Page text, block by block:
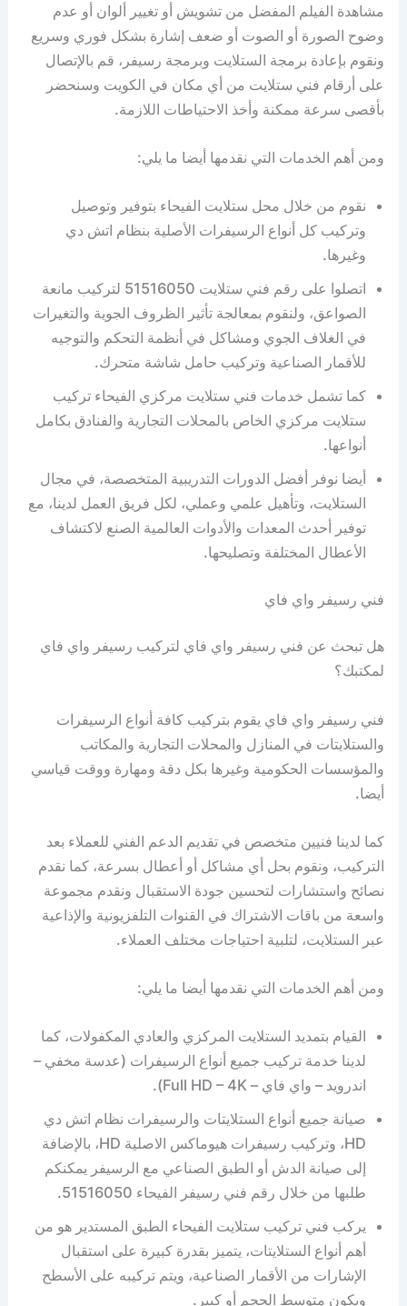
مشاهدة الفيلم المفضل من تشويش أو تغيير ألوان أو عدم
وضوح الصورة أو الصوت أو ضعف إشارة بشكل فوري وسريع
ونقوم بإعادة برمجة الستلايت وبرمجة رسيفر، قم بالإتصال
على أرقام فني ستلايت من أي مكان في الكويت وسنحضر
بأقصى سرعة ممكنة وأخذ الاحتياطات اللازمة.
ومن أهم الخدمات التي نقدمها أيضا ما يلي:
نقوم من خلال محل ستلايت الفيحاء بتوفير وتوصيل
وتركيب كل أنواع الرسيفرات الأصلية بنظام اتش دي
وغيرها.
اتصلوا على رقم فني ستلايت 51516050 لتركيب مانعة
الصواعق، ولنقوم بمعالجة تأثير الظروف الجوية والتغيرات
في الغلاف الجوي ومشاكل في أنظمة التحكم والتوجيه
للأقمار الصناعية وتركيب حامل شاشة متحرك.
كما تشمل خدمات فني ستلايت مركزي الفيحاء تركيب
ستلايت مركزي الخاص بالمحلات التجارية والفنادق بكامل
أنواعها.
أيضا نوفر أفضل الدورات التدريبية المتخصصة، في مجال
الستلايت، وتأهيل علمي وعملي، لكل فريق العمل لدينا، مع
توفير أحدث المعدات والأدوات العالمية الصنع لاكتشاف
الأعطال المختلفة وتصليحها.
فني رسيفر واي فاي
هل تبحث عن فني رسيفر واي فاي لتركيب رسيفر واي فاي
لمكتبك؟
فني رسيفر واي فاي يقوم بتركيب كافة أنواع الرسيفرات
والستلايتات في المنازل والمحلات التجارية والمكاتب
والمؤسسات الحكومية وغيرها بكل دقة ومهارة ووقت قياسي
أيضا.
كما لدينا فنيين متخصص في تقديم الدعم الفني للعملاء بعد
التركيب، ونقوم بحل أي مشاكل أو أعطال بسرعة، كما نقدم
نصائح واستشارات لتحسين جودة الاستقبال ونقدم مجموعة
واسعة من باقات الاشتراك في القنوات التلفزيونية والإذاعية
عبر الستلايت، لتلبية احتياجات مختلف العملاء.
ومن أهم الخدمات التي نقدمها أيضا ما يلي:
القيام بتمديد الستلايت المركزي والعادي المكفولات، كما
لدينا خدمة تركيب جميع أنواع الرسيفرات (عدسة مخفي –
اندرويد – واي فاي – Full HD – 4K).
صيانة جميع أنواع الستلايتات والرسيفرات نظام اتش دي
HD، وتركيب رسيفرات هيوماكس الاصلية HD، بالإضافة
إلى صيانة الدش أو الطبق الصناعي مع الرسيفر يمكنكم
طلبها من خلال رقم فني رسيفر الفيحاء 51516050.
يركب فني تركيب ستلايت الفيحاء الطبق المستدير هو من
أهم أنواع الستلايتات، يتميز بقدرة كبيرة على استقبال
الإشارات من الأقمار الصناعية، ويتم تركيبه على الأسطح
ويكون متوسط الحجم أو كبير.